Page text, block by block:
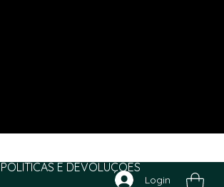
POLITICAS E DEVOLUÇÕES
Login